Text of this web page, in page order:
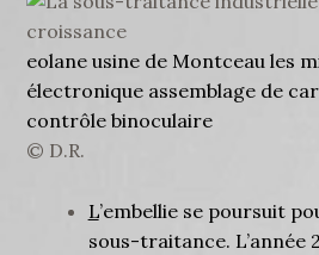
eolane usine de Montceau les
électronique assemblage de
contrôle binoculaire
© D.R.
L’embellie se poursuit
sous-traitance. L’année